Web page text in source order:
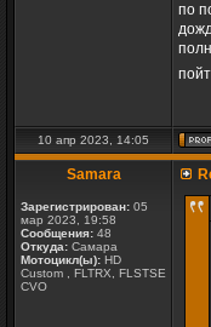
по
10 апр 2023, 14:05
Samara
Зарегистрирован: 05
мар 2023, 19:58
Сообщения: 48
Откуда: Самара
Мотоцикл(ы): HD
Custom , FLTRX, FLSTSE
CVO